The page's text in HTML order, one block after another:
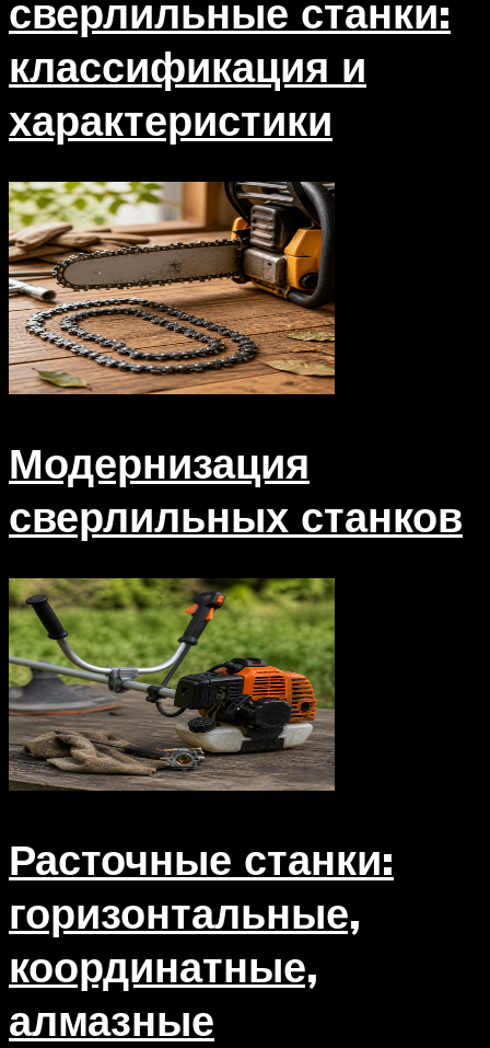
сверлильные станки:
классификация и
характеристики
Модернизация
сверлильных станков
Расточные станки:
горизонтальные,
координатные,
алмазные